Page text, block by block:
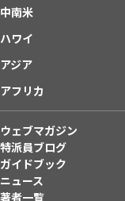
中南米
ハワイ
アジア
アフリカ
ウェブマガジン
特派員ブログ
ガイドブック
ニュース
著者一覧